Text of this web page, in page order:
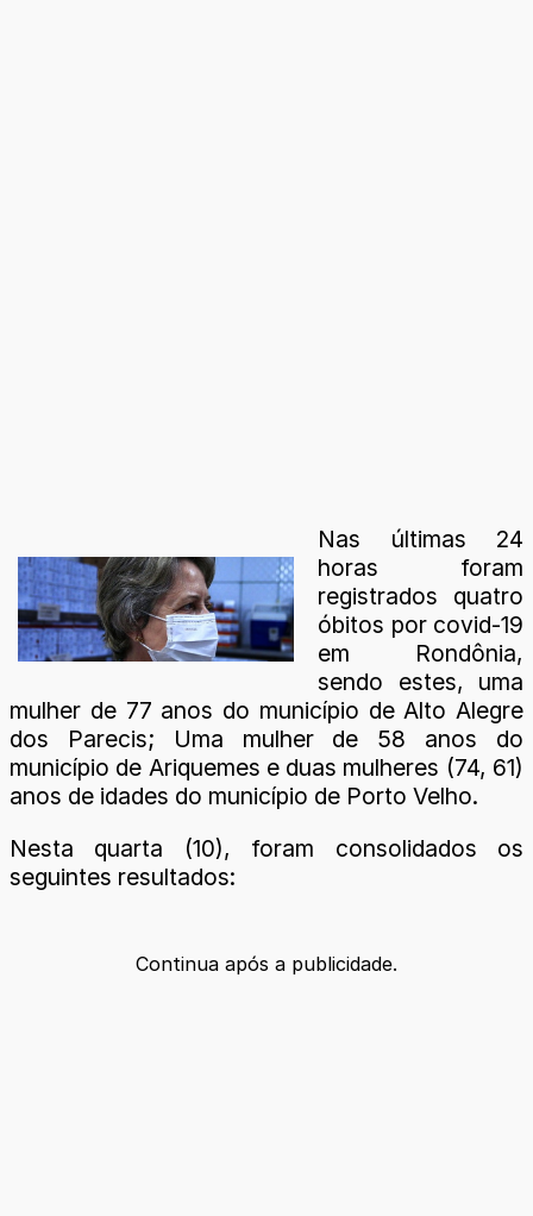
Nas últimas 24
horas foram
registrados quatro
óbitos por covid-19
em Rondônia,
sendo estes, uma
mulher de 77 anos do município de Alto Alegre
dos Parecis; Uma mulher de 58 anos do
município de Ariquemes e duas mulheres (74, 61)
anos de idades do município de Porto Velho.
Nesta quarta (10), foram consolidados os
seguintes resultados:
Continua após a publicidade.